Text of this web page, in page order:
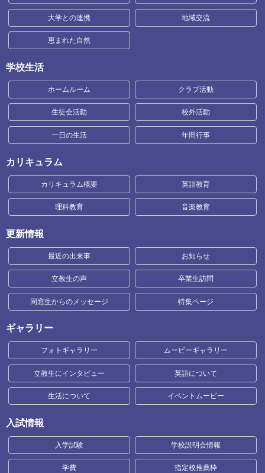
大学との連携 地域交流
恵まれた自然
学校生活
ホームルーム クラブ活動
生徒会活動 校外活動
一日の生活 年間行事
カリキュラム
カリキュラム概要 英語教育
理科教育 音楽教育
更新情報
最近の出来事 お知らせ
立教生の声 卒業生訪問
同窓生からのメッセージ 特集ページ
ギャラリー
フォトギャラリー ムービーギャラリー
立教生にインタビュー 英語について
生活について イベントムービー
入試情報
入学試験 学校説明会情報
学費 指定校推薦枠